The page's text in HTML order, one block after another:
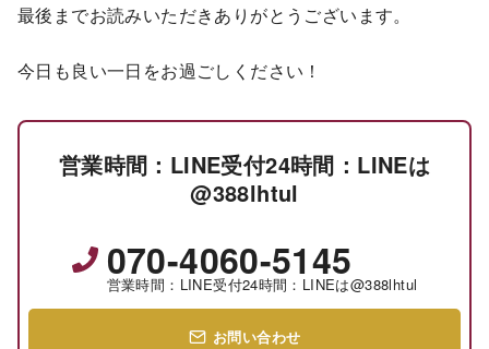
最後までお読みいただきありがとうございます。
今日も良い一日をお過ごしください！
営業時間：LINE受付24時間：LINEは
@388lhtul
070-4060-5145
営業時間：LINE受付24時間：LINEは@388lhtul
お問い合わせ